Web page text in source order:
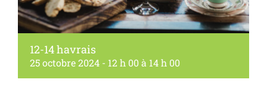
12-14 havrais
25 octobre 2024 - 12 h 00à 14 h 00